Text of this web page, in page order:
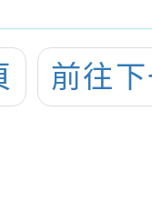
前往